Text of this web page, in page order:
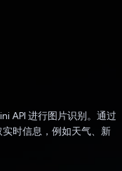
API 进行图片识别。通过
时信息，例如天气、新